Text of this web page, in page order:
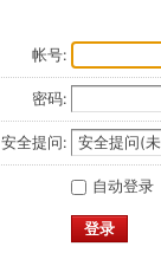
帐号:
密码:
安全提问:
自动登录
登录